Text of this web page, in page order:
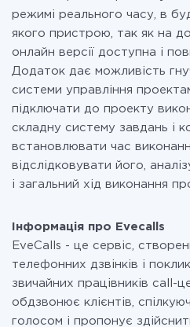
режимі реального часу, в
якого пристрою, так як на
онлайн версії доступна і
Додаток дає можливість
системи управління
підключати до проекту
складну систему завдань і
встановлювати час
відслідковувати його,
і загальний хід виконання
Інформація про Evecalls
EveCalls - це сервіс,
телефонних дзвінків і
звичайних працівників call-
обдзвонює клієнтів,
голосом і пропонує